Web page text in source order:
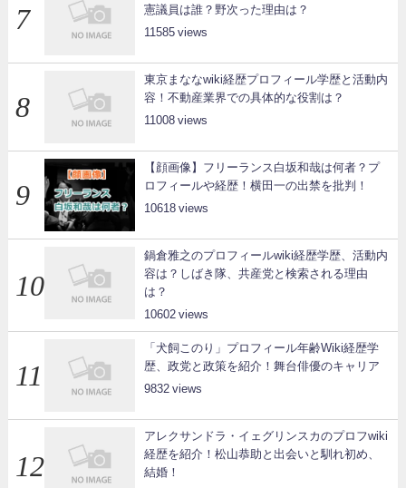
憲議員は誰？野次った理由は？
11585
東京まななwiki経歴プロフィール学歴と活動内
容！不動産業界での具体的な役割は？
11008
【顔画像】フリーランス白坂和哉は何者？プ
ロフィールや経歴！横田一の出禁を批判！
10618
鍋倉雅之のプロフィールwiki経歴学歴、活動内
容は？しばき隊、共産党と検索される理由
は？
10602
「犬飼このり」プロフィール年齢Wiki経歴学
歴、政党と政策を紹介！舞台俳優のキャリア
9832
アレクサンドラ・イェグリンスカのプロフwiki
経歴を紹介！松山恭助と出会いと馴れ初め、
結婚！